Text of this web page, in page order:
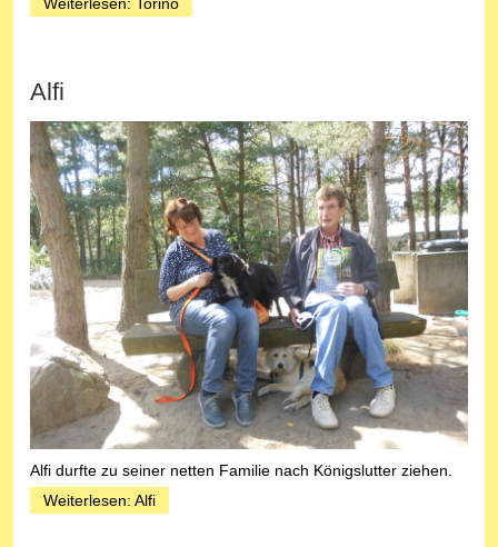
Alfi
Alfi durfte zu seiner netten Familie nach Königslutter ziehen.
Weiterlesen: Alfi